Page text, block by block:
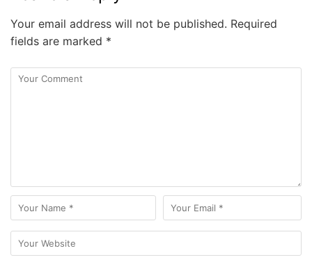
Your email address will not be published. Required
fields are marked *